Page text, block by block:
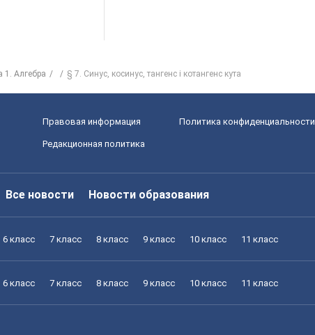
1. Алгебра § 7. Синус, косинус, тангенс і котангенс кута
Правовая информация Политика конфиденциальности
Редакционная политика
Все новости Новости образования
6 класс 7 класс 8 класс 9 класс 10 класс 11 класс
6 класс 7 класс 8 класс 9 класс 10 класс 11 класс